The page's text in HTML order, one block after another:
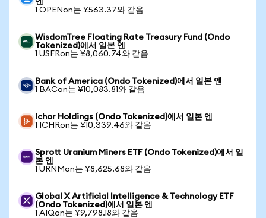
엔
1 OPENon는 ¥563.37와 같음
WisdomTree Floating Rate Treasury Fund (Ondo
Tokenized)에서 일본 엔
1 USFRon는 ¥8,060.74와 같음
Bank of America (Ondo Tokenized)에서 일본 엔
1 BACon는 ¥10,083.81와 같음
Ichor Holdings (Ondo Tokenized)에서 일본 엔
1 ICHRon는 ¥10,339.46와 같음
Sprott Uranium Miners ETF (Ondo Tokenized)에서 일
본 엔
1 URNMon는 ¥8,625.68와 같음
Global X Artificial Intelligence & Technology ETF
(Ondo Tokenized)에서 일본 엔
1 AIQon는 ¥9,798.18와 같음